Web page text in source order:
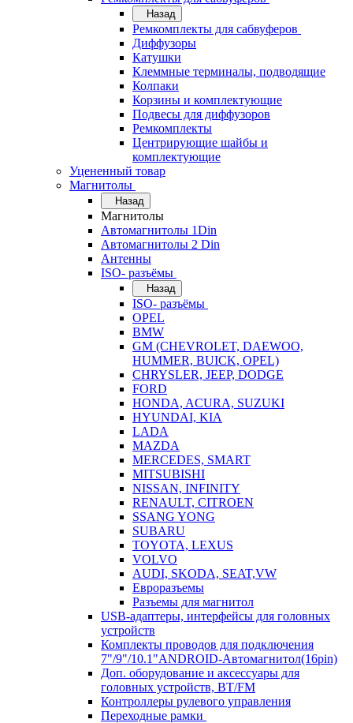
Назад
Ремкомплекты для сабвуферов
Диффузоры
Катушки
Клеммные терминалы, подводящие
Колпаки
Корзины и комплектующие
Подвесы для диффузоров
Ремкомплекты
Центрирующие шайбы и
комплектующие
Уцененный товар
Магнитолы
Назад
Магнитолы
Автомагнитолы 1Din
Автомагнитолы 2 Din
Антенны
ISO- разъёмы
Назад
ISO- разъёмы
OPEL
BMW
GM (CHEVROLET, DAEWOO,
HUMMER, BUICK, OPEL)
CHRYSLER, JEEP, DODGE
FORD
HONDA, ACURA, SUZUKI
HYUNDAI, KIA
LADA
MAZDA
MERCEDES, SMART
MITSUBISHI
NISSAN, INFINITY
RENAULT, CITROEN
SSANG YONG
SUBARU
TOYOTA, LEXUS
VOLVO
AUDI, SKODA, SEAT,VW
Евроразъемы
Разъемы для магнитол
USB-адаптеры, интерфейсы для головных
устройств
Комплекты проводов для подключения
7"/9"/10.1"ANDROID-Автомагнитол(16pin)
Доп. оборудование и аксессуары для
головных устройств, BT/FM
Контроллеры рулевого управления
Переходные рамки